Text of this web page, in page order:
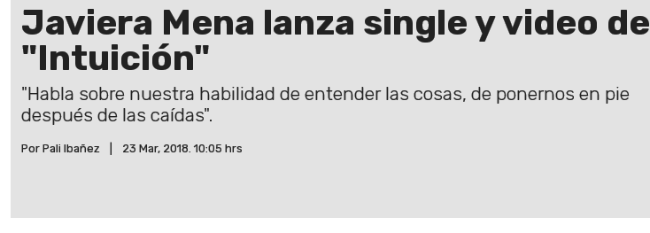
Javiera Mena lanza single y video de
"Intuición"
"Habla sobre nuestra habilidad de entender las cosas, de ponernos en pie
después de las caídas".
Por Pali Ibañez 23 Mar, 2018. 10:05 hrs